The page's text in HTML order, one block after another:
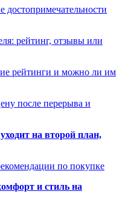
достопримечательности
рейтинг, отзывы или
рейтинги и можно ли им
после перерыва и
на второй план,
по покупке
и стиль на